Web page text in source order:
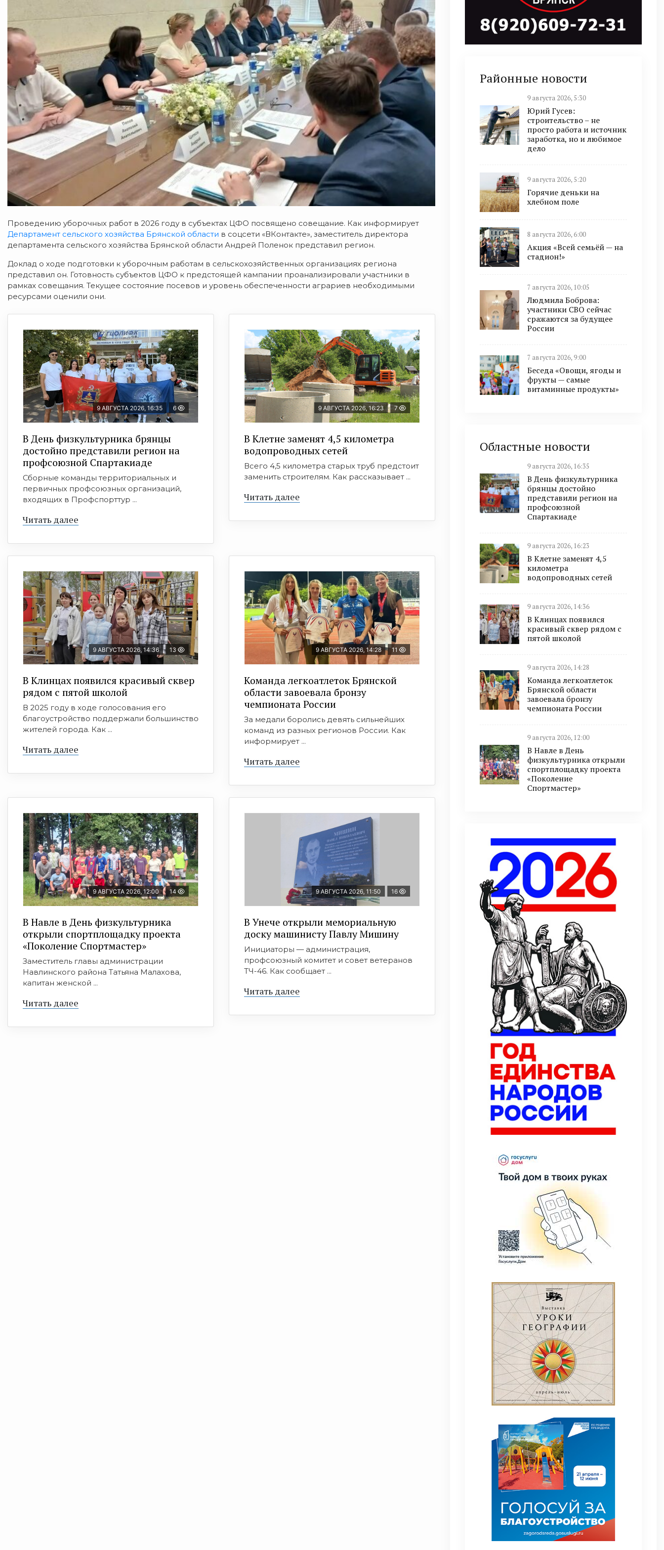
Проведению уборочных работ в 2026 году в субъектах ЦФО посвящено совещание. Как информирует
Департамент сельского хозяйства Брянской области в соцсети «ВКонтакте», заместитель директора
департамента сельского хозяйства Брянской области Андрей Поленок представил регион.
Доклад о ходе подготовки к уборочным работам в сельскохозяйственных организациях региона
представил он. Готовность субъектов ЦФО к предстоящей кампании проанализировали участники в
рамках совещания. Текущее состояние посевов и уровень обеспеченности аграриев необходимыми
ресурсами оценили они.
9 АВГУСТА 2026, 16:35 6
В День физкультурника брянцы
достойно представили регион на
профсоюзной Спартакиаде
Сборные команды территориальных и
первичных профсоюзных организаций,
входящих в Профспорттур ...
Читать далее
9 АВГУСТА 2026, 16:23 7
В Клетне заменят 4,5 километра
водопроводных сетей
Всего 4,5 километра старых труб предстоит
заменить строителям. Как рассказывает ...
Читать далее
9 АВГУСТА 2026, 14:36 13
В Клинцах появился красивый сквер
рядом с пятой школой
В 2025 году в ходе голосования его
благоустройство поддержали большинство
жителей города. Как ...
Читать далее
9 АВГУСТА 2026, 14:28 11
Команда легкоатлеток Брянской
области завоевала бронзу
чемпионата России
За медали боролись девять сильнейших
команд из разных регионов России. Как
информирует ...
Читать далее
9 АВГУСТА 2026, 12:00 14
В Навле в День физкультурника
открыли спортплощадку проекта
«Поколение Спортмастер»
Заместитель главы администрации
Навлинского района Татьяна Малахова,
капитан женской ...
Читать далее
9 АВГУСТА 2026, 11:50 16
В Унече открыли мемориальную
доску машинисту Павлу Мишину
Инициаторы — администрация,
профсоюзный комитет и совет ветеранов
ТЧ-46. Как сообщает ...
Читать далее
Районные новости
9 августа 2026, 5:30
Юрий Гусев:
строительство – не
просто работа и источник
заработка, но и любимое
дело
9 августа 2026, 5:20
Горячие деньки на
хлебном поле
8 августа 2026, 6:00
Акция «Всей семьёй — на
стадион!»
7 августа 2026, 10:05
Людмила Боброва:
участники СВО сейчас
сражаются за будущее
России
7 августа 2026, 9:00
Беседа «Овощи, ягоды и
фрукты — самые
витаминные продукты»
Областные новости
9 августа 2026, 16:35
В День физкультурника
брянцы достойно
представили регион на
профсоюзной
Спартакиаде
9 августа 2026, 16:23
В Клетне заменят 4,5
километра
водопроводных сетей
9 августа 2026, 14:36
В Клинцах появился
красивый сквер рядом с
пятой школой
9 августа 2026, 14:28
Команда легкоатлеток
Брянской области
завоевала бронзу
чемпионата России
9 августа 2026, 12:00
В Навле в День
физкультурника открыли
спортплощадку проекта
«Поколение
Спортмастер»